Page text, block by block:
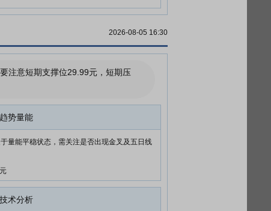
2026-08-05 16:30
注意短期支撑位29.99元，短期压
趋势量能
量能平稳状态，需关注是否出现金叉及五日线
技术分析